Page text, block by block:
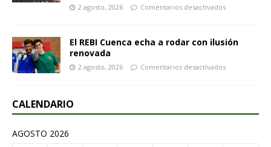
2 agosto, 2026 Comentarios desactivados
El REBI Cuenca echa a rodar con ilusión
renovada
2 agosto, 2026 Comentarios desactivados
CALENDARIO
AGOSTO 2026